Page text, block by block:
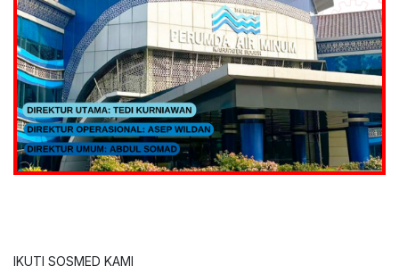
IKUTI SOSMED KAMI